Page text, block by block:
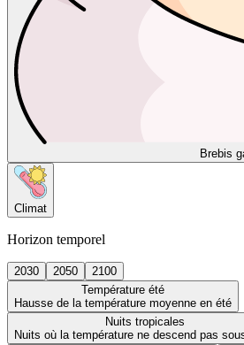
Brebis
Climat
Horizon temporel
2030 2050
2100
Température été
Hausse de la température moyenne en été
Nuits tropicales
Nuits où la température ne descend pas